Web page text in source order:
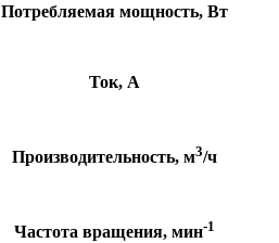
Потребляемая мощность, Вт
Ток, А
Производительность, м3/ч
Частота вращения, мин-1